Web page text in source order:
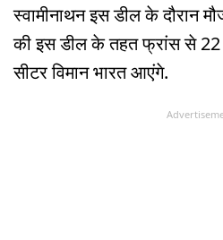
स्वामीनाथन इस डील के दौरान
की इस डील के तहत फ्रांस से
सीटर विमान भारत आएंगे.